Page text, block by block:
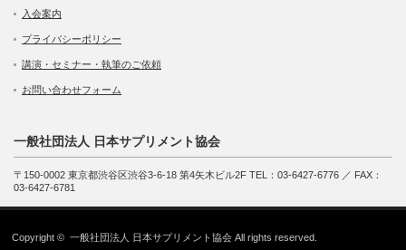
入会案内
プライバシーポリシー
講演・セミナー・執筆のご依頼
お問い合わせフォーム
一般社団法人 日本サプリメント協会
〒150-0002 東京都渋谷区渋谷3-6-18 第4矢木ビル2F TEL：03-6427-6776 ／ FAX：
03-6427-6781
Copyright ©一般社団法人 日本サプリメント協会 All rights reserved.